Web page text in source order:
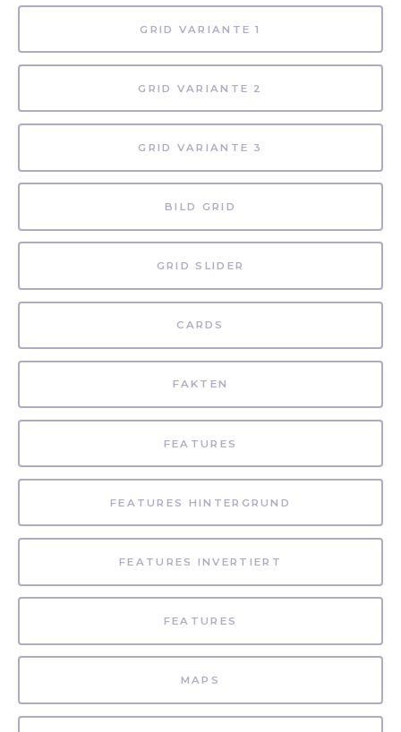
GRID VARIANTE 1
GRID VARIANTE 2
GRID VARIANTE 3
BILD GRID
GRID SLIDER
CARDS
FAKTEN
FEATURES
FEATURES HINTERGRUND
FEATURES INVERTIERT
FEATURES
MAPS